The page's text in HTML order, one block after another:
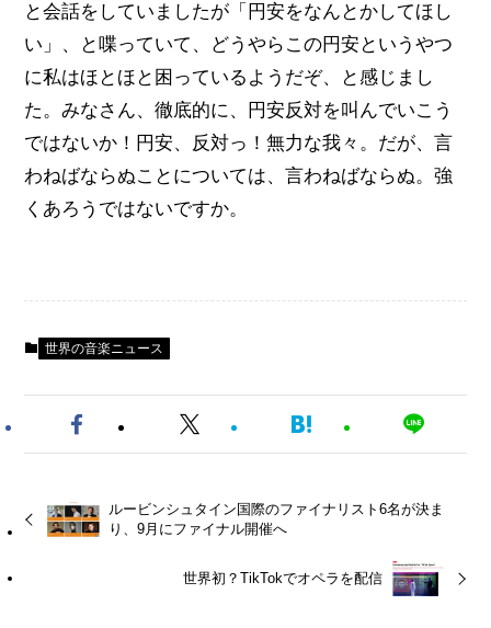
と会話をしていましたが「円安をなんとかしてほし
い」、と喋っていて、どうやらこの円安というやつ
に私はほとほと困っているようだぞ、と感じまし
た。みなさん、徹底的に、円安反対を叫んでいこう
ではないか！円安、反対っ！無力な我々。だが、言
わねばならぬことについては、言わねばならぬ。強
くあろうではないですか。
世界の音楽ニュース
ルービンシュタイン国際のファイナリスト6名が決ま
り、9月にファイナル開催へ
世界初？TikTokでオペラを配信